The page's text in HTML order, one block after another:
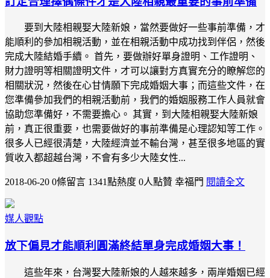
要到大陸相親娶大陸新娘，當然要做好一些事前準備，才
能順利的參加相親活動，並在相親活動中成功找到伴侶，然後
完成大陸結婚手續。 首先，要做辦好單身證明、工作證明、
財力證明等相關證明文件，才可以讓對方真實充分的瞭解您的
相關狀況，然後在心甘情願下完成婚姻大事；而這些文件，在
您準備參加我們的相親活動前，我們的婚姻服務工作人員就會
協助您準備好，不需要擔心。 其實，到大陸相親娶大陸新娘
前，真正很重要，也需要做好的事前準備是心理認知等工作。
很多人已經很清楚，大陸經濟並不輸台灣，甚至很多地區的實
質收入都超越台灣，不會有多少大陸女性...
2018-06-20 0條留言 1341點熱度 0人點贊 幸福門 閱讀全文
媒人觀點
放下偏見才能順利圓滿終結單身完成婚姻大事！
這些年來，台灣娶大陸新娘的人越來越多，兩岸婚姻已經